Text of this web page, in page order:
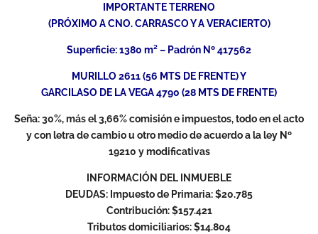
IMPORTANTE TERRENO
(PRÓXIMO A CNO. CARRASCO Y A VERACIERTO)
Superficie: 1380 m² – Padrón Nº 417562
MURILLO 2611 (56 MTS DE FRENTE) Y
GARCILASO DE LA VEGA 4790 (28 MTS DE FRENTE)
Seña: 30%, más el 3,66% comisión e impuestos, todo en el acto
y con letra de cambio u otro medio de acuerdo a la ley Nº
19210 y modificativas
INFORMACIÓN DEL INMUEBLE
DEUDAS: Impuesto de Primaria: $20.785
Contribución: $157.421
Tributos domiciliarios: $14.804